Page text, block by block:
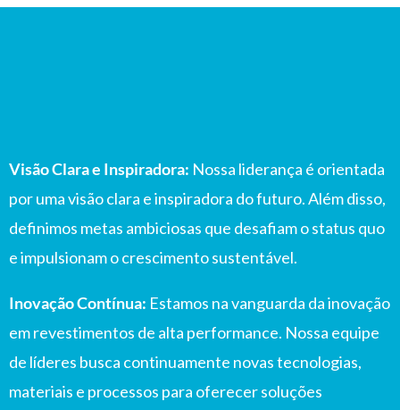
Visão Clara e Inspiradora: Nossa liderança é orientada
por uma visão clara e inspiradora do futuro. Além disso,
definimos metas ambiciosas que desafiam o status quo
e impulsionam o crescimento sustentável.
Inovação Contínua: Estamos na vanguarda da inovação
em revestimentos de alta performance. Nossa equipe
de líderes busca continuamente novas tecnologias,
materiais e processos para oferecer soluções